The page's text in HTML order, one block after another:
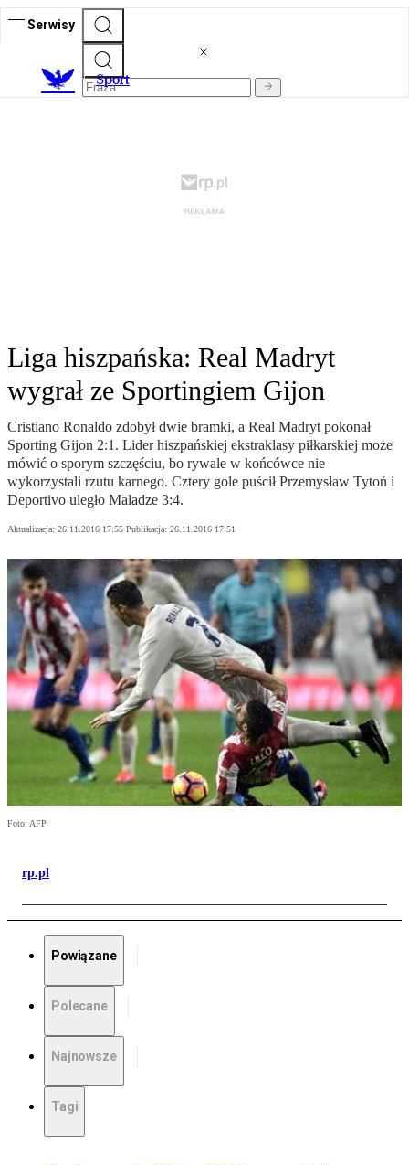
Serwisy
Sport
Liga hiszpańska: Real Madryt
wygrał ze Sportingiem Gijon
Cristiano Ronaldo zdobył dwie bramki, a Real Madryt pokonał
Sporting Gijon 2:1. Lider hiszpańskiej ekstraklasy piłkarskiej może
mówić o sporym szczęściu, bo rywale w końcówce nie
wykorzystali rzutu karnego. Cztery gole puścił Przemysław Tytoń i
Deportivo uległo Maladze 3:4.
Aktualizacja: 26.11.2016 17:55 Publikacja: 26.11.2016 17:51
Foto: AFP
rp.pl
Powiązane
Polecane
Najnowsze
Tagi